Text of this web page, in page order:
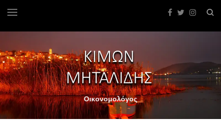
Οικονομολόγος